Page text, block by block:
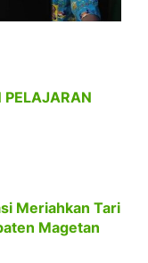
PELAJARAN
Meriahkan Tari
Magetan